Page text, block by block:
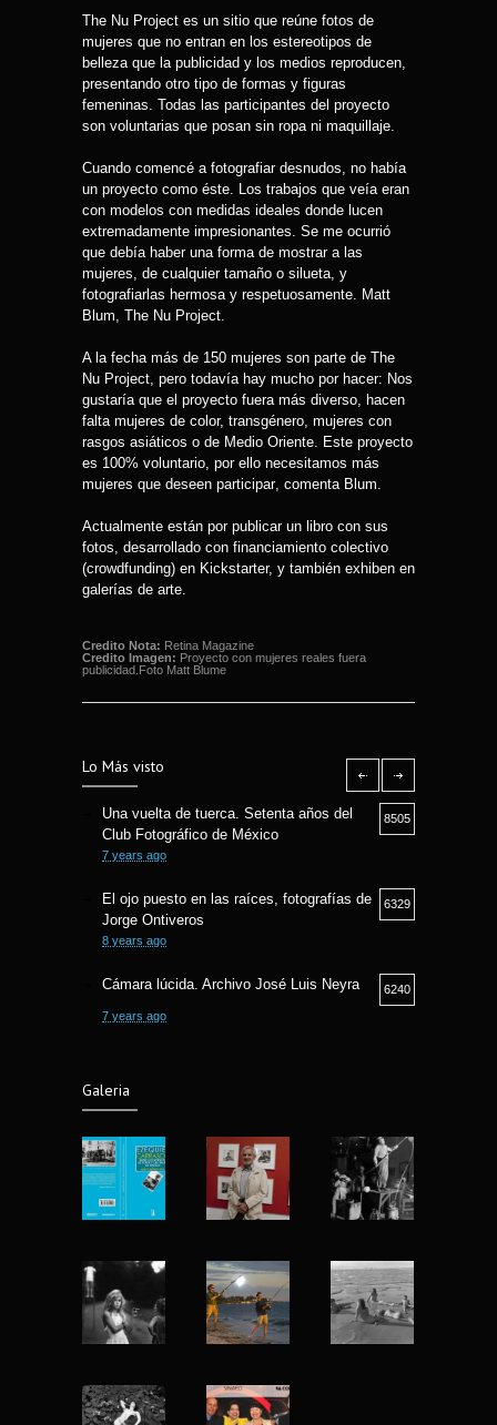
The Nu Project es un sitio que reúne fotos de
mujeres que no entran en los estereotipos de
belleza que la publicidad y los medios reproducen,
presentando otro tipo de formas y figuras
femeninas. Todas las participantes del proyecto
son voluntarias que posan sin ropa ni maquillaje.
Cuando comencé a fotografiar desnudos, no había
un proyecto como éste. Los trabajos que veía eran
con modelos con medidas ideales donde lucen
extremadamente impresionantes. Se me ocurrió
que debía haber una forma de mostrar a las
mujeres, de cualquier tamaño o silueta, y
fotografiarlas hermosa y respetuosamente. Matt
Blum, The Nu Project.
A la fecha más de 150 mujeres son parte de The
Nu Project, pero todavía hay mucho por hacer: Nos
gustaría que el proyecto fuera más diverso, hacen
falta mujeres de color, transgénero, mujeres con
rasgos asiáticos o de Medio Oriente. Este proyecto
es 100% voluntario, por ello necesitamos más
mujeres que deseen participar, comenta Blum.
Actualmente están por publicar un libro con sus
fotos, desarrollado con financiamiento colectivo
(crowdfunding) en Kickstarter, y también exhiben en
galerías de arte.
Credito Nota: Retina Magazine
Credito Imagen: Proyecto con mujeres reales fuera
publicidad.Foto Matt Blume
Lo Más visto
Una vuelta de tuerca. Setenta años del
Club Fotográfico de México
8505
7 years ago
El ojo puesto en las raíces, fotografías de
Jorge Ontiveros
6329
8 years ago
Cámara lúcida. Archivo José Luis Neyra
6240
7 years ago
6 years ago
Fotografía Callejera bajo la óptica Fermin
Guzman
5782
8 years ago
Fotografia y Arqueologia exposicion en
7 years ago
Nu Project mujeres reales de Matt Blume
4913
13 years ago
Yo fotografío para la historia: Abbas
(1944-2018)
Galeria